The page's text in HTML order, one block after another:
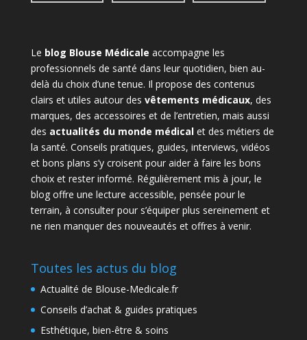
Le blog Blouse Médicale accompagne les
professionnels de santé dans leur quotidien, bien au-
delà du choix d’une tenue. Il propose des contenus
clairs et utiles autour des vêtements médicaux, des
marques, des accessoires et de l’entretien, mais aussi
des actualités du monde médicalet des métiers de
la santé. Conseils pratiques, guides, interviews, vidéos
et bons plans s’y croisent pour aider à faire les bons
choix et rester informé. Régulièrement mis à jour, le
blog offre une lecture accessible, pensée pour le
terrain, à consulter pour s’équiper plus sereinement et
ne rien manquer des nouveautés et offres à venir.
Toutes les actus du blog
Actualité de Blouse-Medicale.fr
Conseils d’achat & guides pratiques
Esthétique, bien-être & soins